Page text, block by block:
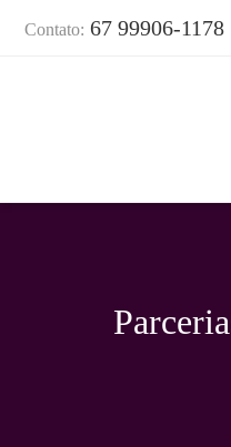
Contato: 67 99906-1178